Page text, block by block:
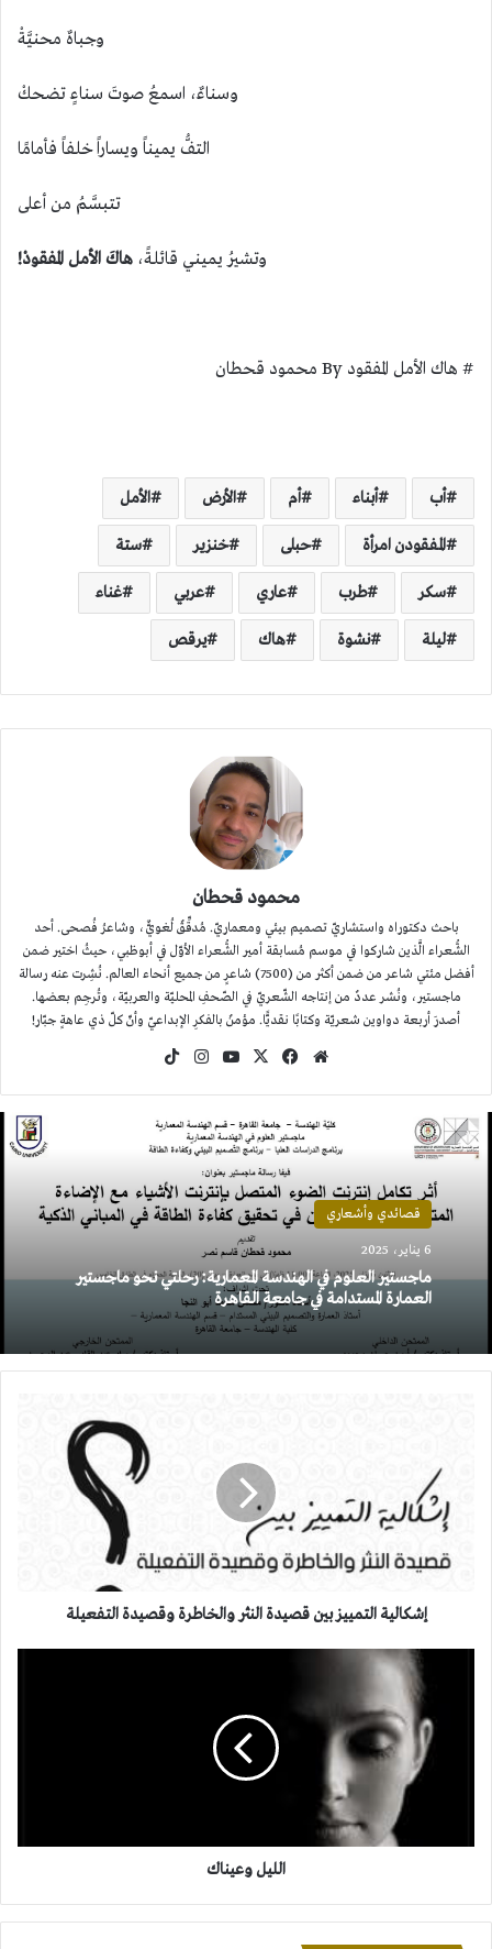
وجباهٌ محنيَّةْ
وسناءٌ، اسمعُ صوتَ سناءٍ تضحكْ
التفُّ يميناً ويساراً خلفاً فأمامًا
تتبسَّمُ من أعلى
وتشيرُ يميني قائلةً، هاكَ الأمل المفقودْ!
# هاك الأمل المفقود By محمود قحطان
أب أبناء أم الأرض الأمل
المفقودن امرأة حبلى خنزير ستة
سكر طرب عاري عربي غناء
ليلة نشوة هاك يرقص
محمود قحطان
باحث دكتوراه واستشاريّ تصميم بيئي ومعماريّ. مُدقِّقٌ لُغويٌّ، وشاعرُ فُصحى. أحد
الشُّعراء الَّذين شاركوا في موسم مُسابقة أمير الشُّعراء الأوّل في أبوظبي، حيثُ اختير ضمن
أفضل مئتي شاعر من ضمن أكثر من (7500) شاعرٍ من جميع أنحاء العالم. نُشِرت عنه رسالة
ماجستير، ونُشر عددٌ من إنتاجه الشّعريّ في الصّحفِ المحليّة والعربيّة، وتُرجِم بعضها.
أصدرَ أربعة دواوين شعريّة وكتابًا نقديًّا. مؤمنٌ بالفكرِ الإبداعيّ وأنّ كلّ ذي عاهةٍ جبّار!
موقع
فيسبوك
‫X
‫YouTubeانستقرام
قصائدي وأشعاري
6 يناير، 2025
ماجستير العلوم في الهندسة المعمارية: رحلتي نحو ماجستير
العمارة المستدامة في جامعة القاهرة
قصيدة
والخاطرة
التفعيلة
إشكالية التمييز بين قصيدة النثر والخاطرة وقصيدة التفعيلة
الليل وعيناك